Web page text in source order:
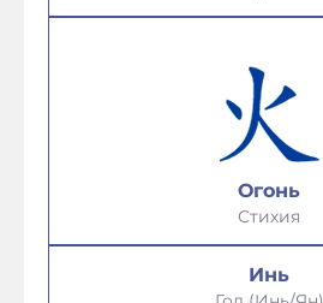
Огонь
Стихия
Инь